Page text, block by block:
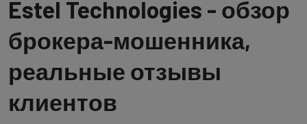
Estel Technologies - обзор
брокера-мошенника,
реальные отзывы
клиентов